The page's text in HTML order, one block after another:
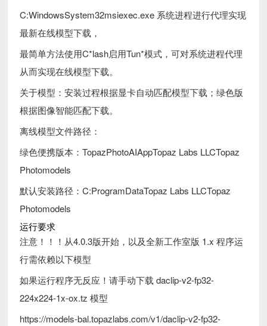
C:WindowsSystem32msiexec.exe 系统进程进行代理实现
最新在线模型下载，
最简单方法使用C*lash启用Tun*模式，可对系统进程代理
从而实现在线模型下载。
关于模型：安装过程根据显卡自动匹配模型下载；绿色版
根据图像智能匹配下载。
离线模型文件路径：
绿色便携版本：TopazPhotoAIAppTopaz Labs LLCTopaz
Photomodels
默认安装路径：C:ProgramDataTopaz Labs LLCTopaz
Photomodels
运行要求
注意！！！从4.0.3版开始，以及全新工作室版 1.x 程序运
行需依赖以下模型
如果运行程序无反应！请手动下载 daclip-v2-fp32-
224x224-1x-ox.tz 模型
https://models-bal.topazlabs.com/v1/daclip-v2-fp32-